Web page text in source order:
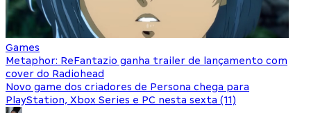
Games
Metaphor: ReFantazio ganha trailer de lançamento com
cover do Radiohead
Novo game dos criadores de Persona chega para
PlayStation, Xbox Series e PC nesta sexta (11)